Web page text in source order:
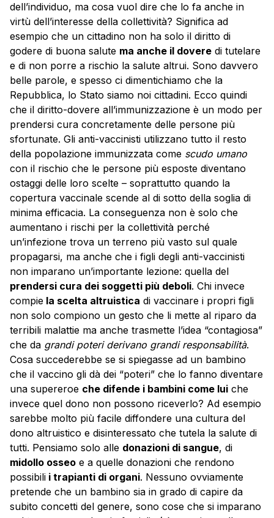
dell’individuo, ma cosa vuol dire che lo fa anche in
virtù dell’interesse della collettività? Significa ad
esempio che un cittadino non ha solo il diritto di
godere di buona salute ma anche il dovere di tutelare
e di non porre a rischio la salute altrui. Sono davvero
belle parole, e spesso ci dimentichiamo che la
Repubblica, lo Stato siamo noi cittadini. Ecco quindi
che il diritto-dovere all’immunizzazione è un modo per
prendersi cura concretamente delle persone più
sfortunate. Gli anti-vaccinisti utilizzano tutto il resto
della popolazione immunizzata come scudo umano
con il rischio che le persone più esposte diventano
ostaggi delle loro scelte – soprattutto quando la
copertura vaccinale scende al di sotto della soglia di
minima efficacia. La conseguenza non è solo che
aumentano i rischi per la collettività perché
un’infezione trova un terreno più vasto sul quale
propagarsi, ma anche che i figli degli anti-vaccinisti
non imparano un’importante lezione: quella del
prendersi cura dei soggetti più deboli. Chi invece
compie la scelta altruistica di vaccinare i propri figli
non solo compiono un gesto che li mette al riparo da
terribili malattie ma anche trasmette l’idea “contagiosa”
che da grandi poteri derivano grandi responsabilità.
Cosa succederebbe se si spiegasse ad un bambino
che il vaccino gli dà dei “poteri” che lo fanno diventare
una supereroe che difende i bambini come lui che
invece quel dono non possono riceverlo? Ad esempio
sarebbe molto più facile diffondere una cultura del
dono altruistico e disinteressato che tutela la salute di
tutti. Pensiamo solo alle donazioni di sangue, di
midollo osseo e a quelle donazioni che rendono
possibili i trapianti di organi. Nessuno ovviamente
pretende che un bambino sia in grado di capire da
subito concetti del genere, sono cose che si imparano